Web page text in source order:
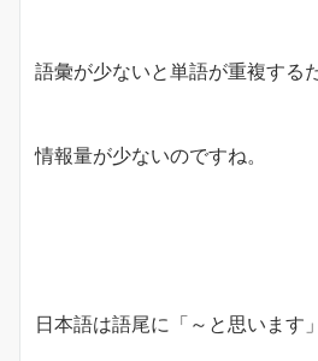
語彙が少ないと単語が重複する
情報量が少ないのですね。
日本語は語尾に「～と思います